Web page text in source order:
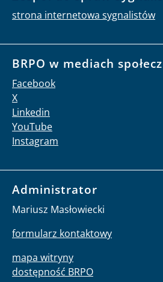
strona internetowa sygnalistów
BRPO w mediach
Facebook
X
Linkedin
YouTube
Instagram
Administrator
Mariusz Masłowiecki
formularz kontaktowy
mapa witryny
dostępność BRPO